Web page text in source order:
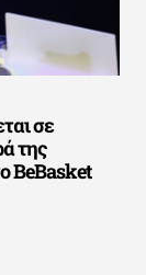
σε
της
BeBasket